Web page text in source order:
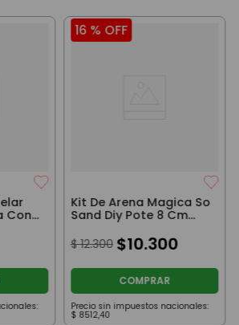
Con
16 % OFF
Kit De Arena Magica So
Sand Diy Pote 8 Cm
Violeta Y Rosa
$ 12.300 $10.300
COMPRAR
Precio sin impuestos nacionales:
$ 8512,40